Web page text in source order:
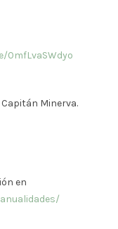
0mfLvaSWdyo
Minerva.
en